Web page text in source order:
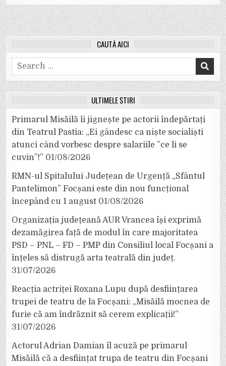
CAUTĂ AICI
Search
for:
ULTIMELE ȘTIRI
Primarul Misăilă îi jignește pe actorii îndepărtați
din Teatrul Pastia: „Ei gândesc ca niște socialiști
atunci când vorbesc despre salariile ”ce li se
cuvin”!” 01/08/2026
RMN-ul Spitalului Județean de Urgență „Sfântul
Pantelimon” Focșani este din nou funcțional
începând cu 1 august 01/08/2026
Organizația județeană AUR Vrancea își exprimă
dezamăgirea față de modul în care majoritatea
PSD – PNL – FD – PMP din Consiliul local Focșani a
înțeles să distrugă arta teatrală din județ.
31/07/2026
Reacția actriței Roxana Lupu după desființarea
trupei de teatru de la Focșani: „Misăilă mocnea de
furie că am îndrăznit să cerem explicații!”
31/07/2026
Actorul Adrian Damian îl acuză pe primarul
Misăilă că a desființat trupa de teatru din Focșani